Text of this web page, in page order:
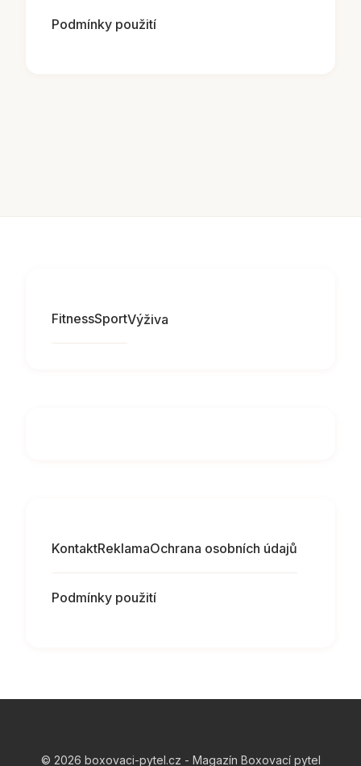
Podmínky použití
FitnessSportVýživa
KontaktReklamaOchrana osobních údajů
Podmínky použití
© 2026 boxovaci-pytel.cz - Magazín Boxovací pytel